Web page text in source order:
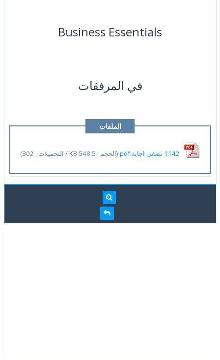
Business Essentials
في المرفقات
الملفات
المرفقة
1142 نصفي اجابة.pdf (الحجم : 548.5 KB / التحميلات : 302)